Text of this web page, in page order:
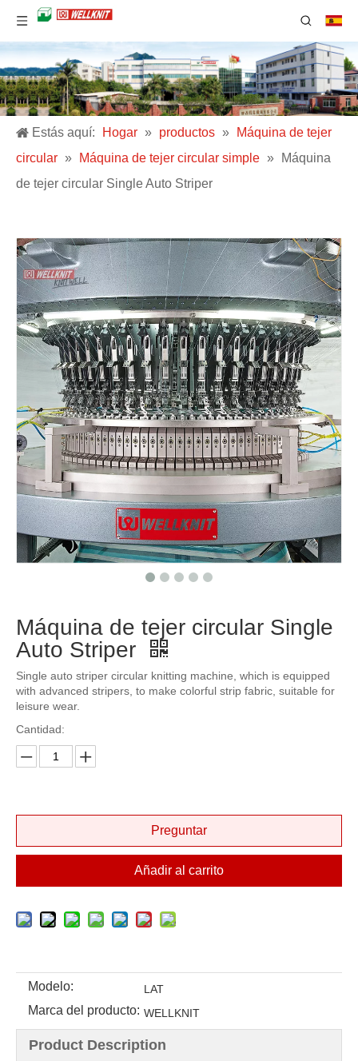
Estás aquí: Hogar » productos »
Máquina de tejer
circular » Máquina de tejer circular simple »
Máquina
de tejer circular Single Auto Striper
Máquina de tejer circular Single
Auto Striper
Single auto striper circular knitting machine, which is equipped
with advanced stripers, to make colorful strip fabric, suitable for
leisure wear.
Cantidad:
Preguntar
Añadir al carrito
Modelo: LAT
Marca del producto: WELLKNIT
Product Description